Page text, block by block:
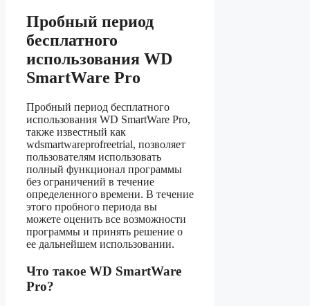
Пробный период
бесплатного
использования WD
SmartWare Pro
Пробный период бесплатного
использования WD SmartWare Pro,
также известный как
wdsmartwareprofreetrial, позволяет
пользователям использовать
полный функционал программы
без ограничений в течение
определенного времени. В течение
этого пробного периода вы
можете оценить все возможности
программы и принять решение о
ее дальнейшем использовании.
Что такое WD SmartWare
Pro?